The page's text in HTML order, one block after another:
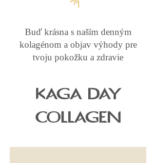
Buď krásna s naším denným
kolagénom a objav výhody pre
tvoju pokožku a zdravie
KAGA DAY
COLLAGEN